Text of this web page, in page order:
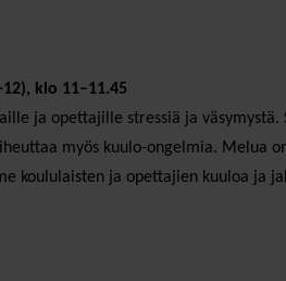
klo 11–11.45
ja opettajille stressiä ja
myös kuulo-ongelmia. Melua
koululaisten ja opettajien kuuloa ja